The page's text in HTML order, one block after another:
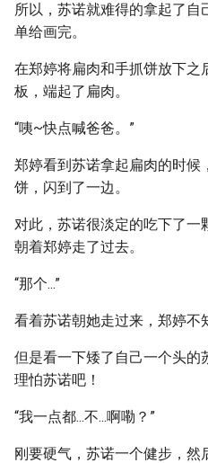
所以，苏诺就难得的拿起了
单给画完。
在郑婷将扁肉和手抓饼放下之
板，端起了扁肉。
“咦~快点喊爸爸。”
郑婷看到苏诺拿起扁肉的时候
饼，闪到了一边。
对此，苏诺很淡定的吃下了一
朝着郑婷走了过去。
“那个...”
看着苏诺朝她走过来，郑婷不
但是看一下矮了自己一个头的
理怕苏诺吧！
“我一点都...不...啊嘞？”
刚要硬气，苏诺一个健步，